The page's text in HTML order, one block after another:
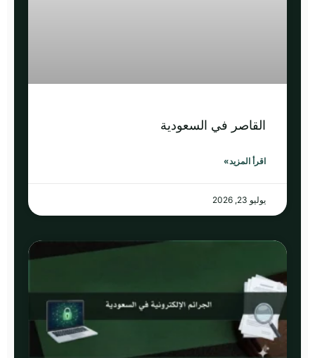
القاصر في السعودية
اقرأ المزيد»
يوليو 23, 2026